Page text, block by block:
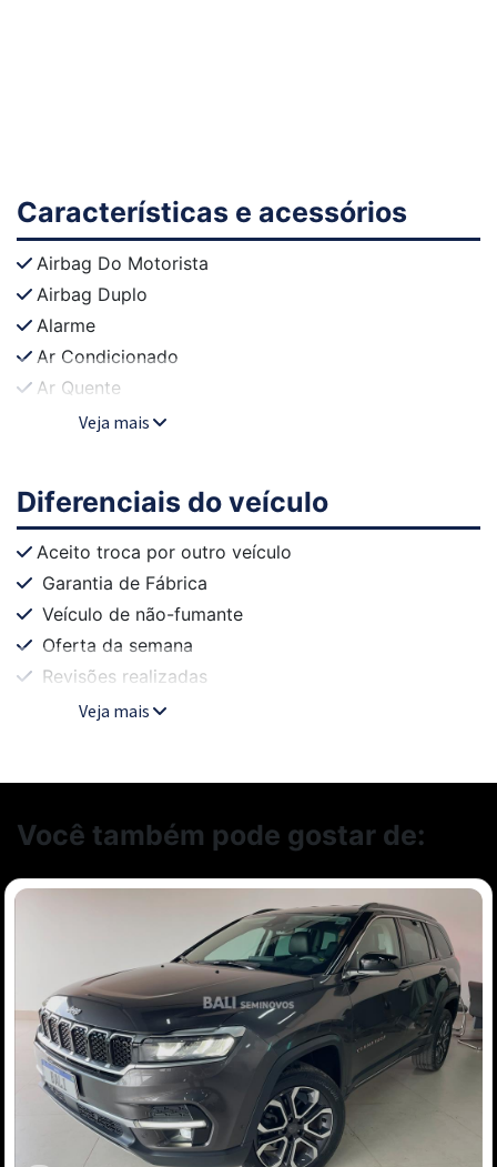
Características e acessórios
Airbag Do Motorista
Airbag Duplo
Alarme
Ar Condicionado
Ar Quente
Veja mais
Diferenciais do veículo
Aceito troca por outro veículo
Garantia de Fábrica
Veículo de não-fumante
Oferta da semana
Revisões realizadas
Veja mais
Você também pode gostar de: